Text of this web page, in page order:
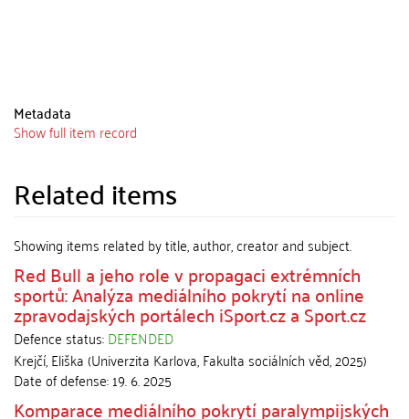
Metadata
Show full item record
Related items
Showing items related by title, author, creator and subject.
Red Bull a jeho role v propagaci extrémních
sportů: Analýza mediálního pokrytí na online
zpravodajských portálech iSport.cz a Sport.cz
Defence status:DEFENDED
Krejčí, Eliška(Univerzita Karlova, Fakulta sociálních věd,2025)
Date of defense:19. 6. 2025
Komparace mediálního pokrytí paralympijských